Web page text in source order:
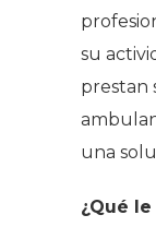
su
prestan
una
¿Qué